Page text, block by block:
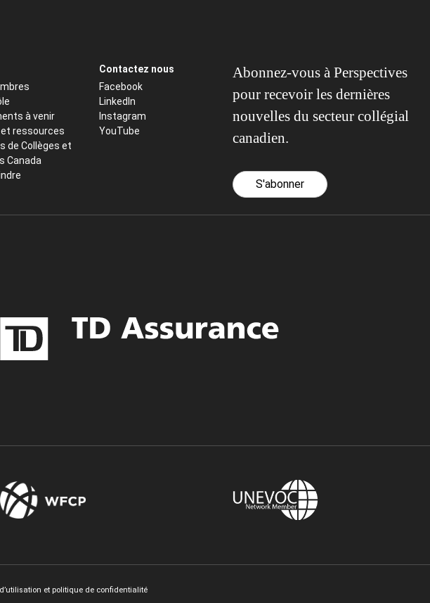
à venir
et ressources
de Collèges et
Canada
Contactez nous
Facebook
LinkedIn
Instagram
YouTube
Abonnez-vous à Perspectives
pour recevoir les dernières
nouvelles du secteur collégial
canadien.
S'abonner
et politique de confidentialitéTwitter